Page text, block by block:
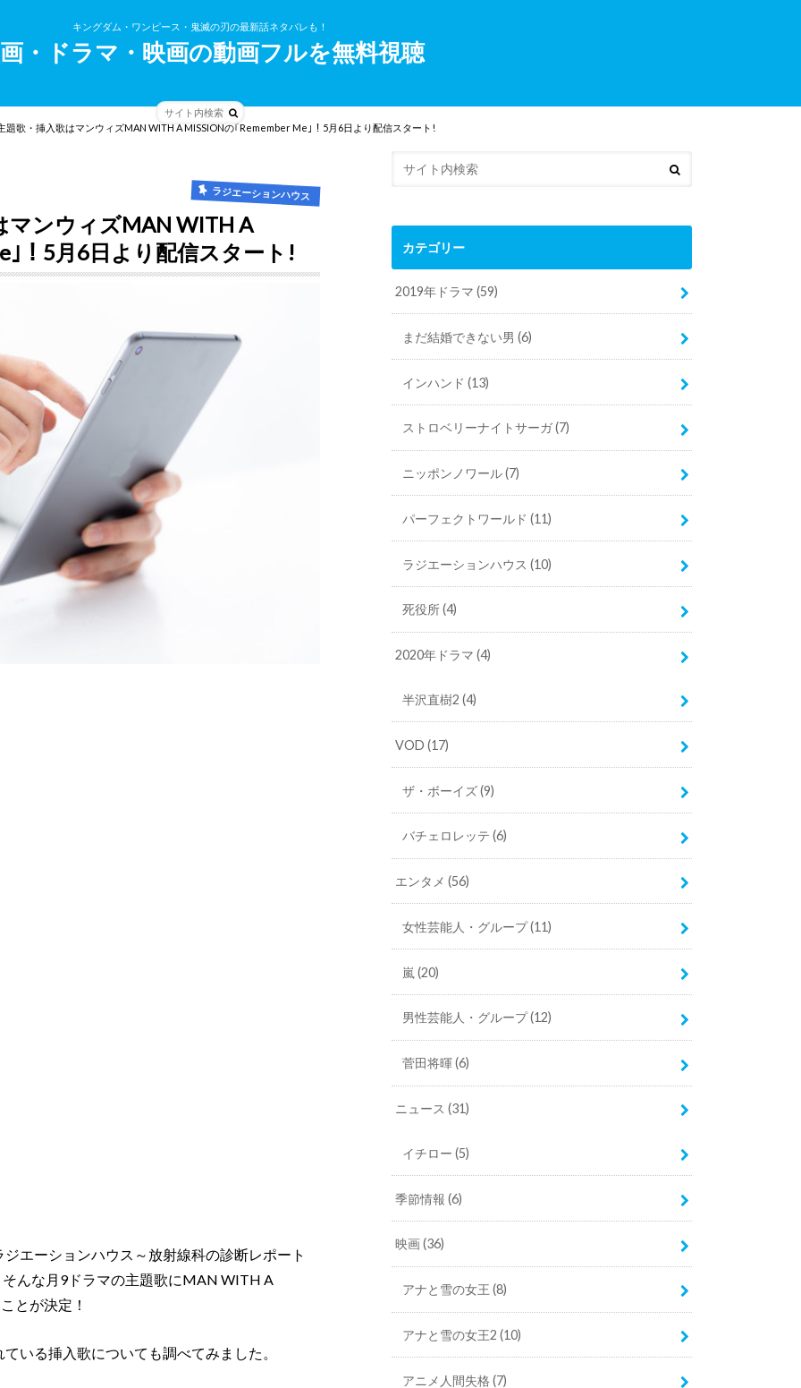
キングダム・ワンピース・鬼滅の刃の最新話ネタバレも！
・ドラマ・映画の動画フルを無料視聴
題歌・挿入歌はマンウィズMAN WITH A MISSIONの｢Remember Me｣！5月6日より配信スタート!
ラジエーションハウス
マンウィズMAN WITH A
｣！5月6日より配信スタート!
エーションハウス～放射線科の診断レポート
んな月9ドラマの主題歌にMAN WITH A
とが決定！
いる挿入歌についても調べてみました。
カテゴリー
2019年ドラマ(59)
まだ結婚できない男 (6)
インハンド (13)
ストロベリーナイトサーガ(7)
ニッポンノワール(7)
パーフェクトワールド (11)
ラジエーションハウス (10)
死役所(4)
2020年ドラマ(4)
半沢直樹2 (4)
VOD(17)
ザ・ボーイズ(9)
バチェロレッテ (6)
エンタメ(56)
女性芸能人・グループ(11)
嵐 (20)
男性芸能人・グループ(12)
菅田将暉 (6)
ニュース(31)
イチロー (5)
季節情報(6)
映画(36)
アナと雪の女王 (8)
アナと雪の女王2 (10)
アニメ人間失格 (7)